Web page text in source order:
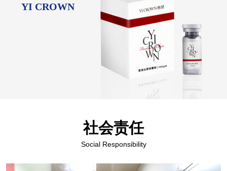
YI CROWN
社会责任
Social Responsibility